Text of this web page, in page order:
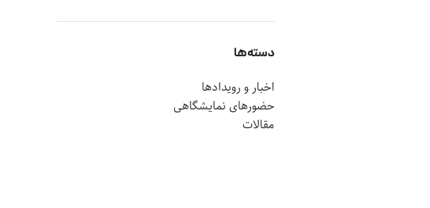
دسته‌ها
اخبار و رویدادها
حضورهای نمایشگاهی
مقالات